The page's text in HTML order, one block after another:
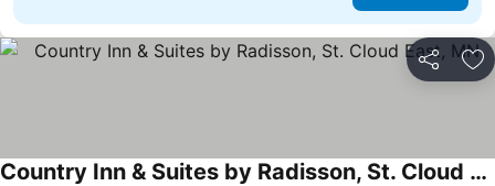
Dela
Country Inn & Suites by Radisson, St. Cloud East, MN